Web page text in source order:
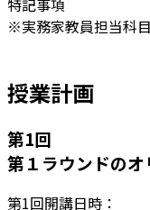
特記事項
※実務家教員担当科
授業計画
第1回
第１ラウンドの
第1回開講日時：